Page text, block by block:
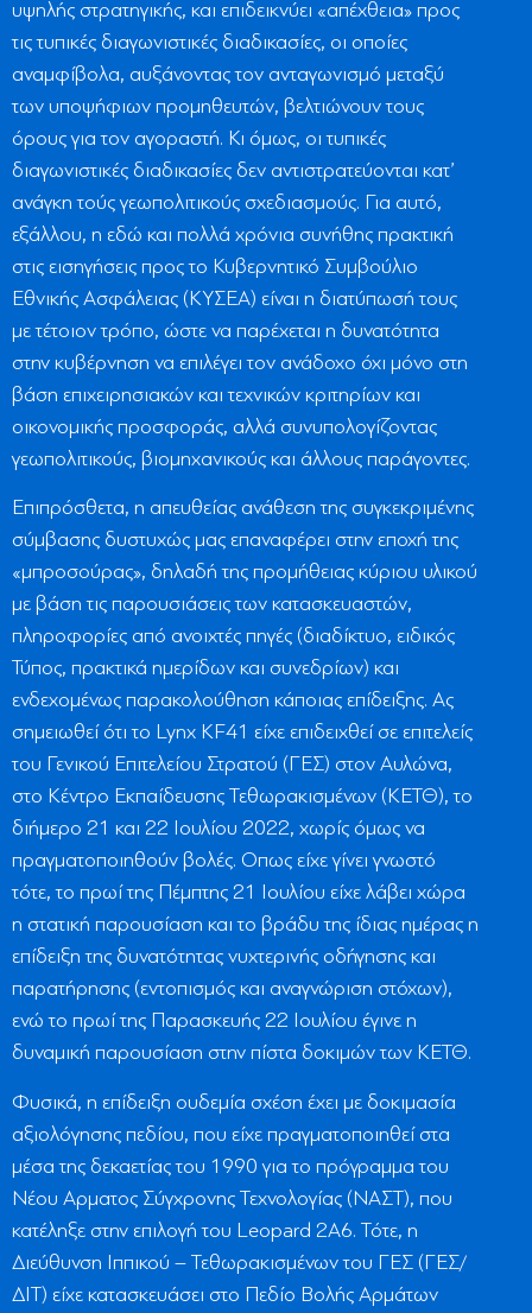
υψηλής στρατηγικής, και επιδεικνύει «απέχθεια» προς
τις τυπικές διαγωνιστικές διαδικασίες, οι οποίες
αναμφίβολα, αυξάνοντας τον ανταγωνισμό μεταξύ
των υποψήφιων προμηθευτών, βελτιώνουν τους
όρους για τον αγοραστή. Κι όμως, οι τυπικές
διαγωνιστικές διαδικασίες δεν αντιστρατεύονται κατ’
ανάγκη τούς γεωπολιτικούς σχεδιασμούς. Για αυτό,
εξάλλου, η εδώ και πολλά χρόνια συνήθης πρακτική
στις εισηγήσεις προς το Κυβερνητικό Συμβούλιο
Εθνικής Ασφάλειας (ΚΥΣΕΑ) είναι η διατύπωσή τους
με τέτοιον τρόπο, ώστε να παρέχεται η δυνατότητα
στην κυβέρνηση να επιλέγει τον ανάδοχο όχι μόνο στη
βάση επιχειρησιακών και τεχνικών κριτηρίων και
οικονομικής προσφοράς, αλλά συνυπολογίζοντας
γεωπολιτικούς, βιομηχανικούς και άλλους παράγοντες.
Επιπρόσθετα, η απευθείας ανάθεση της συγκεκριμένης
σύμβασης δυστυχώς μας επαναφέρει στην εποχή της
«μπροσούρας», δηλαδή της προμήθειας κύριου υλικού
με βάση τις παρουσιάσεις των κατασκευαστών,
πληροφορίες από ανοιχτές πηγές (διαδίκτυο, ειδικός
Τύπος, πρακτικά ημερίδων και συνεδρίων) και
ενδεχομένως παρακολούθηση κάποιας επίδειξης. Ας
σημειωθεί ότι το Lynx KF41 είχε επιδειχθεί σε επιτελείς
του Γενικού Επιτελείου Στρατού (ΓΕΣ) στον Αυλώνα,
στο Κέντρο Εκπαίδευσης Τεθωρακισμένων (ΚΕΤΘ), το
διήμερο 21 και 22 Ιουλίου 2022, χωρίς όμως να
πραγματοποιηθούν βολές. Οπως είχε γίνει γνωστό
τότε, το πρωί της Πέμπτης 21 Ιουλίου είχε λάβει χώρα
η στατική παρουσίαση και το βράδυ της ίδιας ημέρας η
επίδειξη της δυνατότητας νυχτερινής οδήγησης και
παρατήρησης (εντοπισμός και αναγνώριση στόχων),
ενώ το πρωί της Παρασκευής 22 Ιουλίου έγινε η
δυναμική παρουσίαση στην πίστα δοκιμών των ΚΕΤΘ.
Φυσικά, η επίδειξη ουδεμία σχέση έχει με δοκιμασία
αξιολόγησης πεδίου, που είχε πραγματοποιηθεί στα
μέσα της δεκαετίας του 1990 για το πρόγραμμα του
Νέου Αρματος Σύγχρονης Τεχνολογίας (ΝΑΣΤ), που
κατέληξε στην επιλογή του Leopard 2A6. Τότε, η
Διεύθυνση Ιππικού – Τεθωρακισμένων του ΓΕΣ (ΓΕΣ/
ΔΙΤ) είχε κατασκευάσει στο Πεδίο Βολής Αρμάτων